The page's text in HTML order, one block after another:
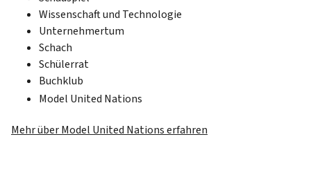
Wissenschaft und Technologie
Unternehmertum
Schach
Schülerrat
Buchklub
Model United Nations
Mehr über Model United Nations erfahren